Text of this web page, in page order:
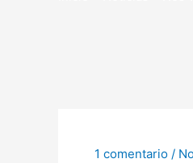
1 comentario /